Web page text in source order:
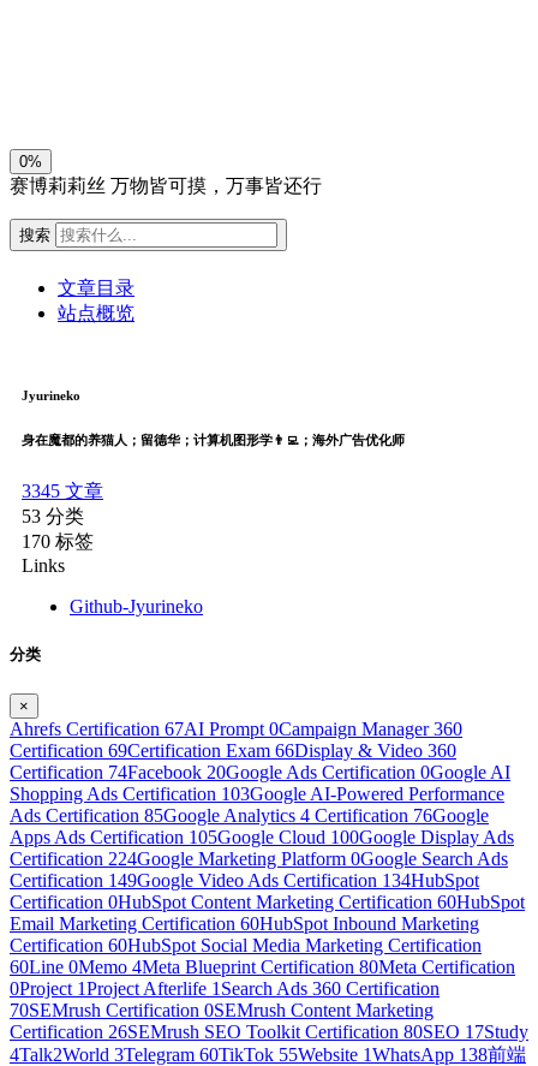
0%
赛博莉莉丝 万物皆可摸，万事皆还行
搜索
文章目录
站点概览
Jyurineko
身在魔都的养猫人；留德华；计算机图形学👨‍💻；海外广告优化师
3345 文章
53 分类
170 标签
Links
Github-Jyurineko
分类
×
Ahrefs Certification 67AI Prompt 0Campaign Manager 360
Certification 69Certification Exam 66Display & Video 360
Certification 74Facebook 20Google Ads Certification 0Google AI
Shopping Ads Certification 103Google AI-Powered Performance
Ads Certification 85Google Analytics 4 Certification 76Google
Apps Ads Certification 105Google Cloud 100Google Display Ads
Certification 224Google Marketing Platform 0Google Search Ads
Certification 149Google Video Ads Certification 134HubSpot
Certification 0HubSpot Content Marketing Certification 60HubSpot
Email Marketing Certification 60HubSpot Inbound Marketing
Certification 60HubSpot Social Media Marketing Certification
60Line 0Memo 4Meta Blueprint Certification 80Meta Certification
0Project 1Project Afterlife 1 Search Ads 360 Certification
70SEMrush Certification 0SEMrush Content Marketing
Certification 26SEMrush SEO Toolkit Certification 80SEO 17Study
4Talk2World 3Telegram 60TikTok 55Website 1WhatsApp 138前端